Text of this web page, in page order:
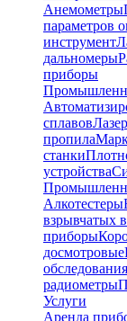
Анемометры
параметров
инструмент
дальномеры
приборы
сплавов
пропила
станки
устройства
Алкотестеры
взрывчатых
приборы
досмотровые
радиометры
Услуги
Аренда